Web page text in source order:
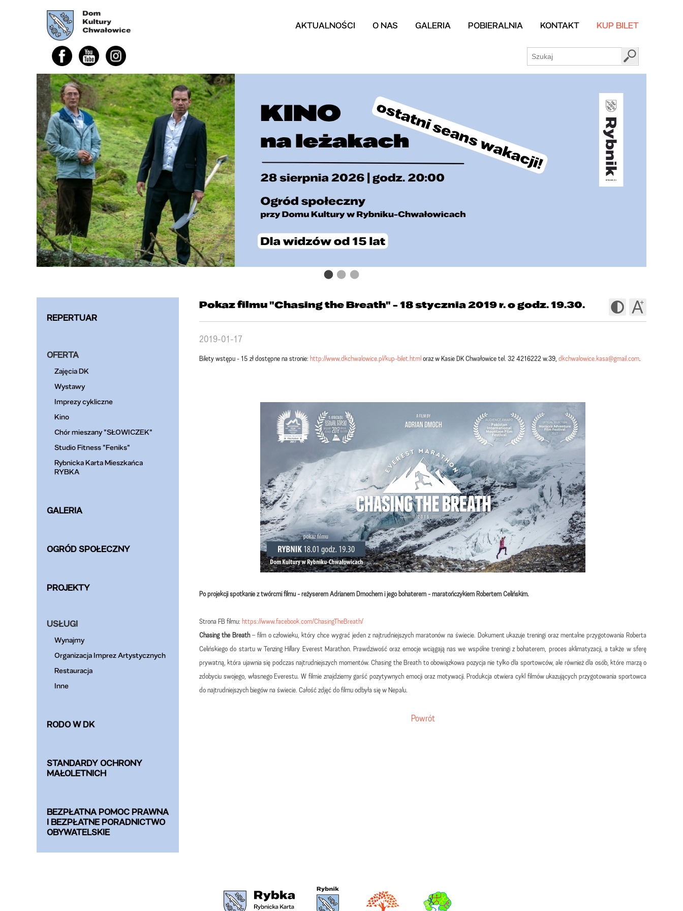
AKTUALNOŚCI O NAS GALERIA POBIERALNIA KONTAKT KUP BILET
REPERTUAR
OFERTA
Zajęcia DK
Wystawy
Imprezy cykliczne
Kino
Chór mieszany "SŁOWICZEK"
Studio Fitness "Feniks"
Rybnicka Karta Mieszkańca
RYBKA
GALERIA
OGRÓD SPOŁECZNY
PROJEKTY
USŁUGI
Wynajmy
Organizacja Imprez Artystycznych
Restauracja
Inne
RODO W DK
STANDARDY OCHRONY
MAŁOLETNICH
BEZPŁATNA POMOC PRAWNA
I BEZPŁATNE PORADNICTWO
OBYWATELSKIE
Pokaz filmu "Chasing the Breath" - 18 stycznia 2019 r. o godz. 19.30.
2019-01-17
Bilety wstępu - 15 zł dostępne na stronie: http://www.dkchwalowice.pl/kup-bilet.htmloraz w Kasie DK Chwałowice tel. 32 4216222 w.39, dkchwalowice.kasa@gmail.com.
Po projekcji spotkanie z twórcmi filmu - reżyserem Adrianem Dmochem i jego bohaterem - maratończykiem Robertem Celińskim.
Strona FB filmu: https://www.facebook.com/ChasingTheBreath/
Chasing the Breath– film o człowieku, który chce wygrać jeden z najtrudniejszych maratonów na świecie. Dokument ukazuje treningi oraz mentalne przygotowania Roberta
Celińskiego do startu w Tenzing Hillary Everest Marathon. Prawdziwość oraz emocje wciągają nas we wspólne treningi z bohaterem, proces aklimatyzacji, a także w sferę
prywatną, która ujawnia się podczas najtrudniejszych momentów. Chasing the Breath to obowiązkowa pozycja nie tylko dla sportowców, ale również dla osób, które marzą o
zdobyciu swojego, własnego Everestu. W filmie znajdziemy garść pozytywnych emocji oraz motywacji. Produkcja otwiera cykl filmów ukazujących przygotowania sportowca
do najtrudniejszych biegów na świecie. Całość zdjęć do filmu odbyła się w Nepalu.
Powrót